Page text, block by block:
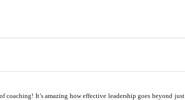
It’s amazing how effective leadership goes beyond just